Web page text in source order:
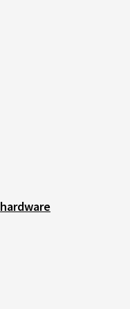
hardware